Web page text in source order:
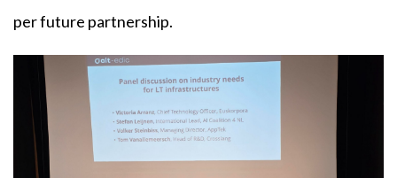
per future partnership.